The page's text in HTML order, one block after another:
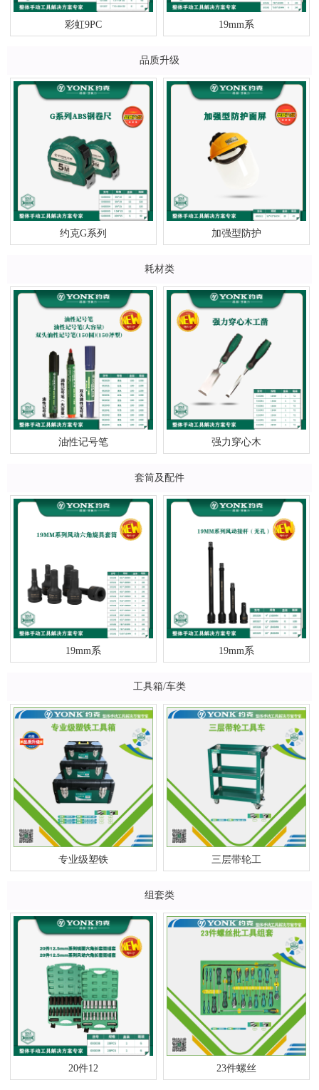
彩虹9PC 19mm系
品质升级
约克G系列 加强型防护
耗材类
油性记号笔 强力穿心木
套筒及配件
19mm系 19mm系
工具箱/车类
专业级塑铁 三层带轮工
组套类
20件12 23件螺丝